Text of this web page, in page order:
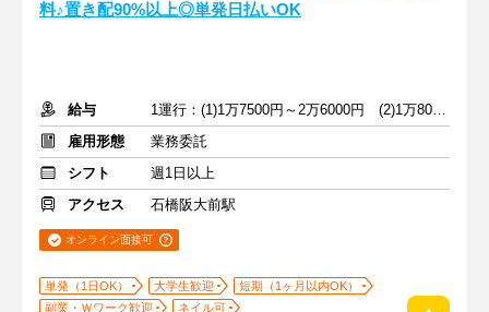
料♪置き配90%以上◎単発日払いOK
給与
1運行：(1)1万7500円～2万6000円 (2)1万8000円～2万6000円
雇用形態
業務委託
シフト
週1日以上
アクセス
石橋阪大前駅
オンライン面接可
単発（1日OK） 大学生歓迎
短期（1ヶ月以内OK）
副業・Ｗワーク歓迎
ネイル可